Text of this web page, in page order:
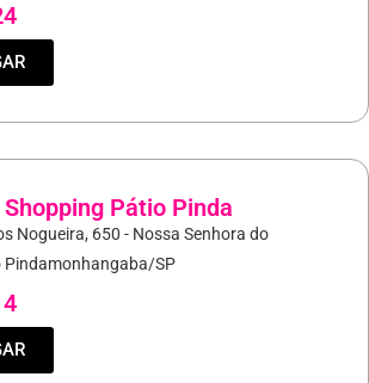
Pátio Pinda
Nogueira, 650 - Nossa Senhora do
Pindamonhangaba/SP